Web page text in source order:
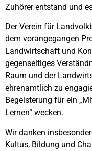
Zuhörer entstand und
Der Verein für
dem vorangegangen
Landwirtschaft und
gegenseitiges
Raum und der
ehrenamtlich zu
Begeisterung für ein
Lernen“ wecken.
Wir danken
Kultus, Bildung und